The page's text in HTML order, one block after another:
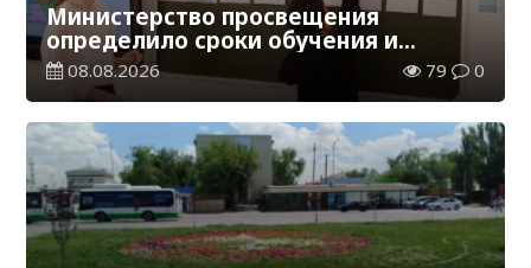
Министерство просвещения
определило сроки обучения и
каникул на 2026-2027 учебный год
08.08.2026 79 0